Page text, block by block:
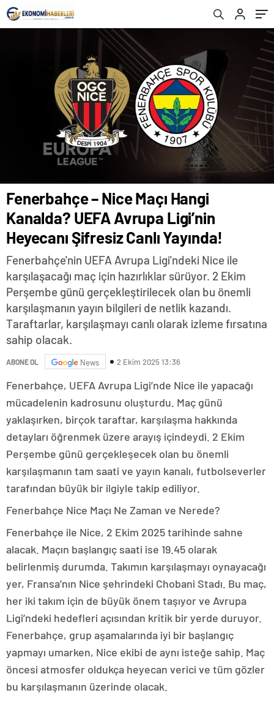
Fenerbahçe – Nice Maçı Hangi
Kanalda? UEFA Avrupa Ligi’nin
Heyecanı Şifresiz Canlı Yayında!
Fenerbahçe'nin UEFA Avrupa Ligi'ndeki Nice ile
karşılaşacağı maç için hazırlıklar sürüyor. 2 Ekim
Perşembe günü gerçekleştirilecek olan bu önemli
karşılaşmanın yayın bilgileri de netlik kazandı.
Taraftarlar, karşılaşmayı canlı olarak izleme fırsatına
sahip olacak.
ABONE OL News 2 Ekim 2025 13:36
Fenerbahçe, UEFA Avrupa Ligi’nde Nice ile yapacağı
mücadelenin kadrosunu oluşturdu. Maç günü
yaklaşırken, birçok taraftar, karşılaşma hakkında
detayları öğrenmek üzere arayış içindeydi. 2 Ekim
Perşembe günü gerçekleşecek olan bu önemli
karşılaşmanın tam saati ve yayın kanalı, futbolseverler
tarafından büyük bir ilgiyle takip ediliyor.
Fenerbahçe Nice Maçı Ne Zaman ve Nerede?
Fenerbahçe ile Nice, 2 Ekim 2025 tarihinde sahne
alacak. Maçın başlangıç saati ise 19.45 olarak
belirlenmiş durumda. Takımın karşılaşmayı oynayacağı
yer, Fransa’nın Nice şehrindeki Chobani Stadı. Bu maç,
her iki takım için de büyük önem taşıyor ve Avrupa
Ligi’ndeki hedefleri açısından kritik bir yerde duruyor.
Fenerbahçe, grup aşamalarında iyi bir başlangıç
yapmayı umarken, Nice ekibi de aynı isteğe sahip. Maç
öncesi atmosfer oldukça heyecan verici ve tüm gözler
bu karşılaşmanın üzerinde olacak.